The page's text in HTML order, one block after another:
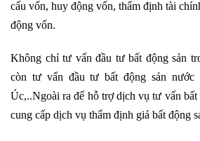
cấu vốn, huy động vốn, thẩm định tài
động vốn.
Không chỉ tư vấn đầu tư bất động sản
còn tư vấn đầu tư bất động sản nước
Úc,..Ngoài ra để hỗ trợ dịch vụ tư vấn bất
cung cấp dịch vụ thẩm định giá bất động